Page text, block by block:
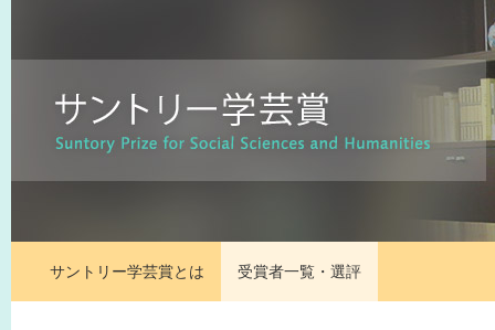
サントリー学芸賞とは 受賞者一覧・選評